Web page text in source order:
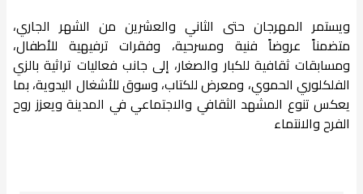
ويستمر المهرجان حتى الثاني والعشرين من الشهر الجاري،
متضمناً عروضاً فنية ومسرحية، وفقرات ترفيهية للأطفال،
ومسابقات ثقافية للكبار والصغار، إلى جانب فعاليات تراثية بالزي
الفلكلوري الحموي، ومعرض للكتاب، وسوق للأشغال اليدوية، بما
يعكس تنوع المشهد الثقافي والاجتماعي في المدينة ويعزز روح
الفرح والانتماء